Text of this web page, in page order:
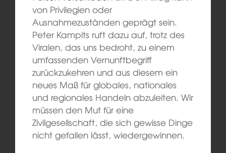
von Privilegien oder
Ausnahmezuständen geprägt sein.
Peter Kampits ruft dazu auf, trotz des
Viralen, das uns bedroht, zu einem
umfassenden Vernunftbegriff
zurückzukehren und aus diesem ein
neues Maß für globales, nationales
und regionales Handeln abzuleiten. Wir
müssen den Mut für eine
Zivilgesellschaft, die sich gewisse Dinge
nicht gefallen lässt, wiedergewinnen.